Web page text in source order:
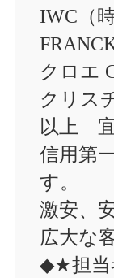
IWC（時
クロエ
クリス
以上
信用第
す。
激安、
広大な
◆★担当